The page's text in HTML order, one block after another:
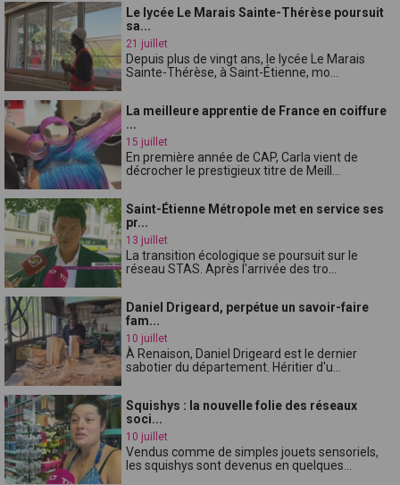
Le lycée Le Marais Sainte-Thérèse poursuit
sa...
21 juillet
Depuis plus de vingt ans, le lycée Le Marais
Sainte-Thérèse, à Saint-Étienne, mo...
La meilleure apprentie de France en coiffure
...
15 juillet
En première année de CAP, Carla vient de
décrocher le prestigieux titre de Meill...
Saint-Étienne Métropole met en service ses
pr...
13 juillet
La transition écologique se poursuit sur le
réseau STAS. Après l'arrivée des tro...
Daniel Drigeard, perpétue un savoir-faire
fam...
10 juillet
À Renaison, Daniel Drigeard est le dernier
sabotier du département. Héritier d'u...
Squishys : la nouvelle folie des réseaux
soci...
10 juillet
Vendus comme de simples jouets sensoriels,
les squishys sont devenus en quelques...